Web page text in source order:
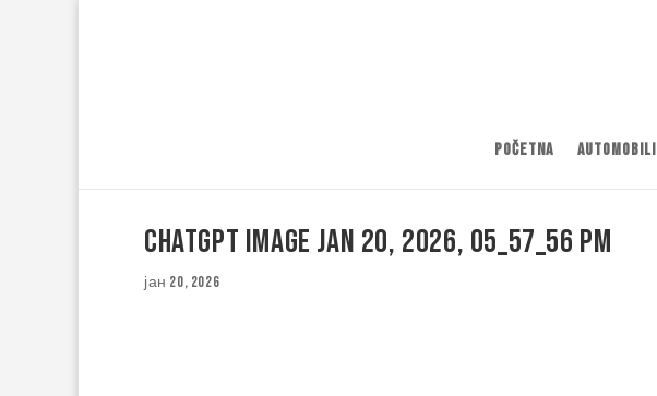
Početna Automobili
ChatGPT Image Jan 20, 2026, 05_57_56 PM
јан 20, 2026